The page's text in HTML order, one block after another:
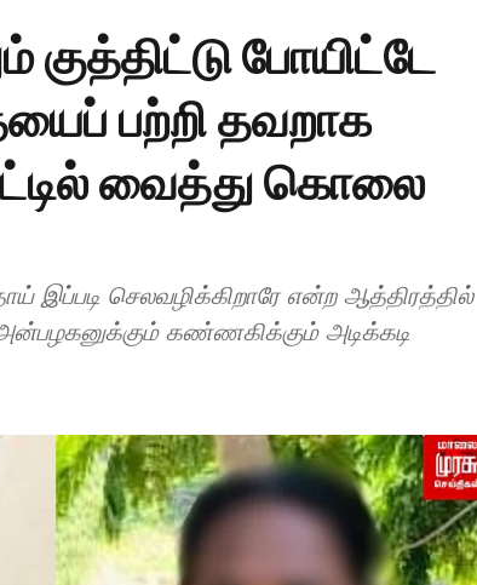
குத்திட்டு போயிட்டே
பற்றி தவறாக
வைத்து கொலை
இப்படி செலவழிக்கிறாரே என்ற ஆத்திரத்தில்
கண்ணகிக்கும் அடிக்கடி